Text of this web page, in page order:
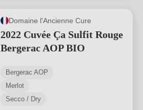
Domaine l'Ancienne Cure
2022 Cuvée Ça Sulfit Rouge
Bergerac AOP BIO
Bergerac AOP
Merlot
Secco / Dry